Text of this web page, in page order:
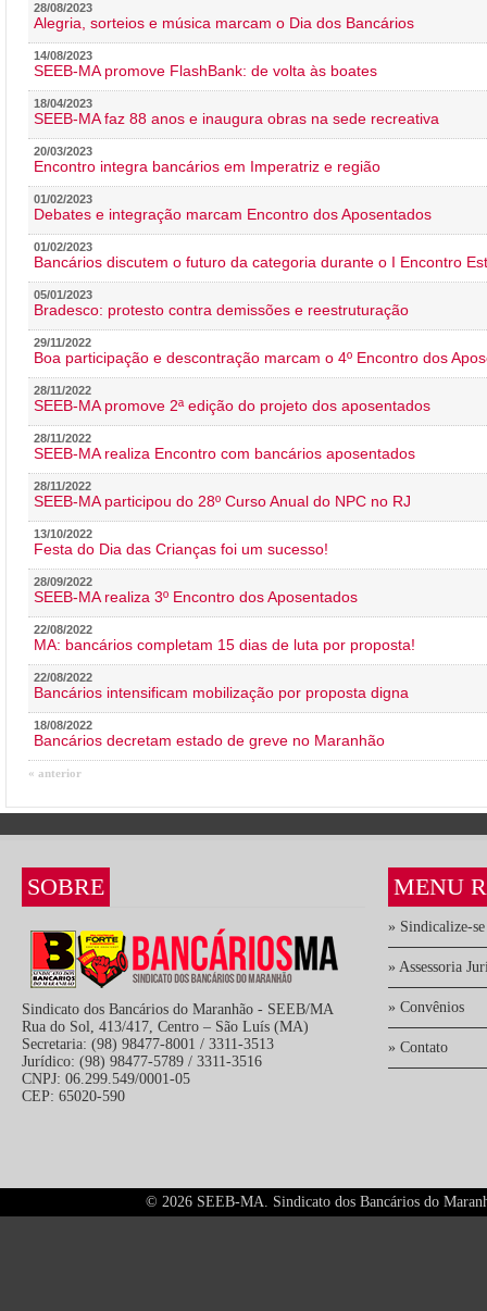
28/08/2023
Alegria, sorteios e música marcam o Dia dos Bancários
14/08/2023
SEEB-MA promove FlashBank: de volta às boates
18/04/2023
SEEB-MA faz 88 anos e inaugura obras na sede recreativa
20/03/2023
Encontro integra bancários em Imperatriz e região
01/02/2023
Debates e integração marcam Encontro dos Aposentados
01/02/2023
Bancários discutem o futuro da categoria durante o I Encontro
05/01/2023
Bradesco: protesto contra demissões e reestruturação
29/11/2022
Boa participação e descontração marcam o 4º Encontro dos
28/11/2022
SEEB-MA promove 2ª edição do projeto dos aposentados
28/11/2022
SEEB-MA realiza Encontro com bancários aposentados
28/11/2022
SEEB-MA participou do 28º Curso Anual do NPC no RJ
13/10/2022
Festa do Dia das Crianças foi um sucesso!
28/09/2022
SEEB-MA realiza 3º Encontro dos Aposentados
22/08/2022
MA: bancários completam 15 dias de luta por proposta!
22/08/2022
Bancários intensificam mobilização por proposta digna
18/08/2022
Bancários decretam estado de greve no Maranhão
« anterior
SOBRE
Sindicato dos Bancários do Maranhão - SEEB/MA
Rua do Sol, 413/417, Centro – São Luís (MA)
Secretaria: (98) 98477-8001 / 3311-3513
Jurídico: (98) 98477-5789 / 3311-3516
CNPJ: 06.299.549/0001-05
CEP: 65020-590
MENU
» Sindicalize-se
» Assessoria
» Convênios
» Contato
© 2026 SEEB-MA. Sindicato dos Bancários do